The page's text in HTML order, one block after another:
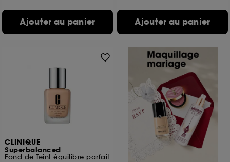
Ajouter au panier Ajouter au panier
CLINIQUE
Superbalanced
Fond de Teint équilibre parfait